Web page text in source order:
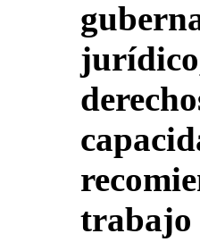
trabajo